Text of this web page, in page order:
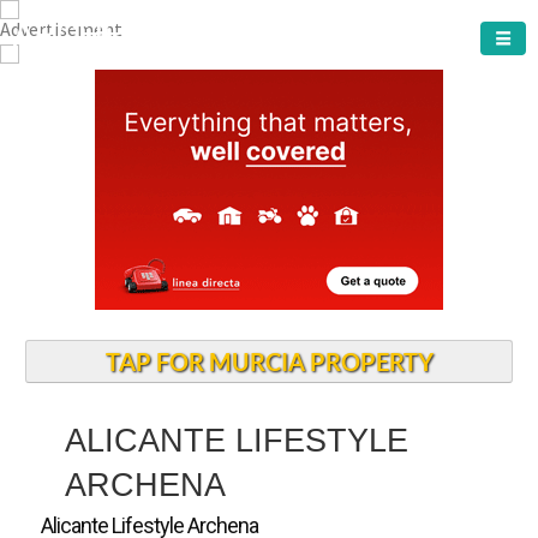
ARCHENA TOWN
TAP FOR MURCIA PROPERTY
ALICANTE LIFESTYLE
ARCHENA
Alicante Lifestyle Archena